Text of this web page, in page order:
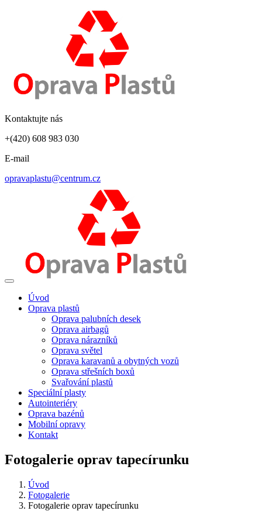
Kontaktujte nás
+(420) 608 983 030
E-mail
opravaplastu@centrum.cz
Úvod
Oprava plastů
Oprava palubních desek
Oprava airbagů
Oprava nárazníků
Oprava světel
Oprava karavanů a obytných vozů
Oprava střešních boxů
Svařování plastů
Speciální plasty
Autointeriéry
Oprava bazénů
Mobilní opravy
Kontakt
Fotogalerie oprav tapecírunku
Úvod
Fotogalerie
Fotogalerie oprav tapecírunku